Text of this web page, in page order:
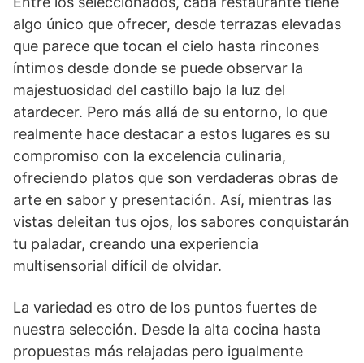
algo único que ofrecer, desde terrazas elevadas
que parece que tocan el cielo hasta rincones
íntimos desde donde se puede observar la
majestuosidad del castillo bajo la luz del
atardecer. Pero más allá de su entorno, lo que
realmente hace destacar a estos lugares es su
compromiso con la excelencia culinaria,
ofreciendo platos que son verdaderas obras de
arte en sabor y presentación. Así, mientras las
vistas deleitan tus ojos, los sabores conquistarán
tu paladar, creando una experiencia
multisensorial difícil de olvidar.
La variedad es otro de los puntos fuertes de
nuestra selección. Desde la alta cocina hasta
propuestas más relajadas pero igualmente